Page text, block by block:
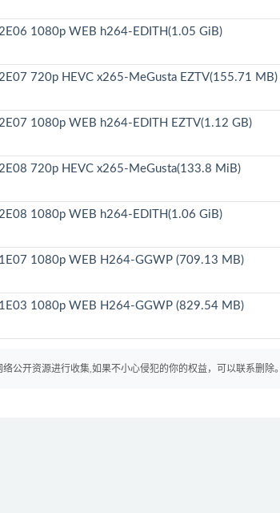
1080p WEB h264-EDITH(1.05 GiB)
720p HEVC x265-MeGusta EZTV(155.71 MB)
1080p WEB h264-EDITH EZTV(1.12 GB)
720p HEVC x265-MeGusta(133.8 MiB)
1080p WEB h264-EDITH(1.06 GiB)
1080p WEB H264-GGWP (709.13 MB)
1080p WEB H264-GGWP (829.54 MB)
公开资源进行收集,如果不小心侵犯的你的权益，可以联系删除。